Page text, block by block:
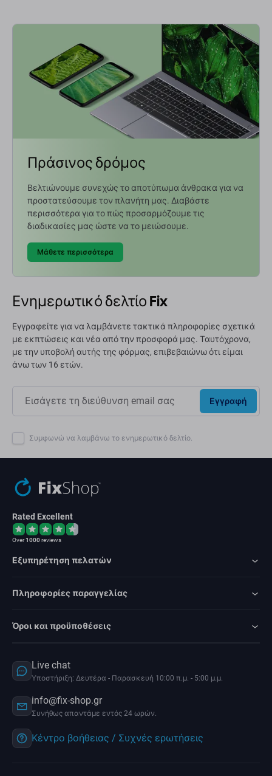
Πράσινος δρόμος
Βελτιώνουμε συνεχώς το αποτύπωμα άνθρακα για να
προστατεύσουμε τον πλανήτη μας. Διαβάστε
περισσότερα για το πώς προσαρμόζουμε τις
διαδικασίες μας ώστε να το μειώσουμε.
Μάθετε περισσότερα
Ενημερωτικό δελτίο Fix
Εγγραφείτε για να λαμβάνετε τακτικά πληροφορίες σχετικά
με εκπτώσεις και νέα από την προσφορά μας. Ταυτόχρονα,
με την υποβολή αυτής της φόρμας, επιβεβαιώνω ότι είμαι
άνω των 16 ετών.
Εγγραφή
Συμφωνώ να λαμβάνω το ενημερωτικό δελτίο.
Rated Excellent
Over1000reviews
Εξυπηρέτηση πελατών
Πληροφορίες παραγγελίας
Όροι και προϋποθέσεις
Live chat
Υποστήριξη: Δευτέρα - Παρασκευή 10:00 π.μ. - 5:00 μ.μ.
info@fix-shop.gr
Συνήθως απαντάμε εντός 24 ωρών.
Κέντρο βοήθειας / Συχνές ερωτήσεις